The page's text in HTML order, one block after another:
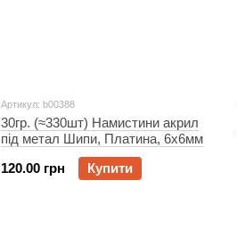
Артикул: b00388
30гр. (≈330шт) Намистини акрил
під метал Шипи, Платина, 6x6мм
120.00 грн
Купити